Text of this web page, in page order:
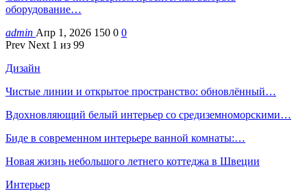
оборудование…
admin Апр 1, 2026 150 0 0
Prev Next 1 из 99
Дизайн
Чистые линии и открытое пространство: обновлённый…
Вдохновляющий белый интерьер со средиземноморскими…
Биде в современном интерьере ванной комнаты:…
Новая жизнь небольшого летнего коттеджа в Швеции
Интерьер